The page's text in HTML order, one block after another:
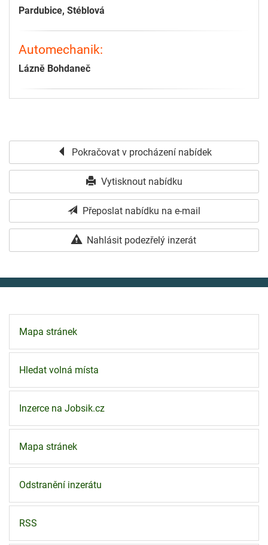
Pardubice, Stéblová
Automechanik:
Lázně Bohdaneč
Pokračovat v procházení nabídek
Vytisknout nabídku
Přeposlat nabídku na e-mail
Nahlásit podezřelý inzerát
Mapa stránek
Hledat volná místa
Inzerce na Jobsik.cz
Mapa stránek
Odstranění inzerátu
RSS